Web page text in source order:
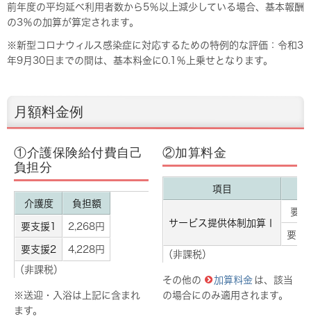
前年度の平均延べ利用者数から5％以上減少している場合、基本報酬
の3％の加算が算定されます。
※新型コロナウィルス感染症に対応するための特例的な評価：令和3
年9月30日までの間は、基本料金に0.1％上乗せとなります。
月額料金例
①介護保険給付費自己
負担分
（非課税）
介護度
負担額
要支援1
2,268円
要支援2
4,228円
※送迎・入浴は上記に含まれ
ます。
②加算料金
（非課税）
項目
サービス提供体制加算Ⅰ
要
要支
その他の 加算料金 は、該当
の場合にのみ適用されます。